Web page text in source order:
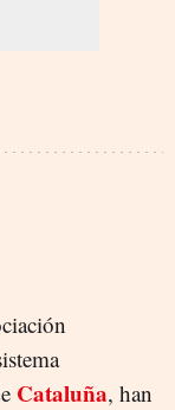
Cataluña, han